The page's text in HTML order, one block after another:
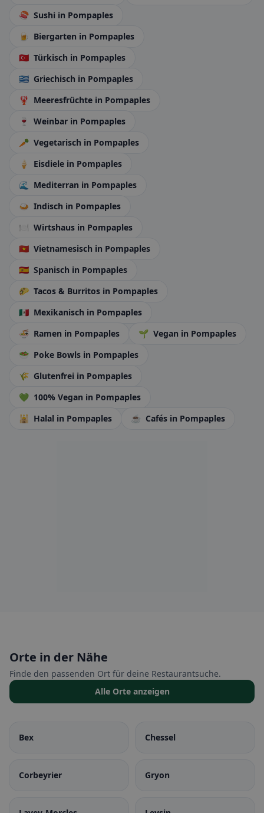
🍣 Sushi in Pompaples
🍺 Biergarten in Pompaples
🇹🇷 Türkisch in Pompaples
🇬🇷 Griechisch in Pompaples
🦞 Meeresfrüchte in Pompaples
🍷
Weinbar in Pompaples
🥕 Vegetarisch in Pompaples
🍦
Eisdiele in Pompaples
🌊
Mediterran in Pompaples
🍛 Indisch in Pompaples
🍽️ Wirtshaus in Pompaples
🇻🇳 Vietnamesisch in Pompaples
🇪🇸 Spanisch in Pompaples
🌮 Tacos & Burritos in Pompaples
🇲🇽 Mexikanisch in Pompaples
🍜 Ramen in Pompaples 🌱 Vegan in Pompaples
🥗 Poke Bowls in Pompaples
🌾 Glutenfrei in Pompaples
💚 100% Vegan in Pompaples
🕌 Halal in Pompaples ☕ Cafés in Pompaples
Orte in der Nähe
Finde den passenden Ort für deine Restaurantsuche.
Alle Orte anzeigen
Bex Chessel
Corbeyrier Gryon